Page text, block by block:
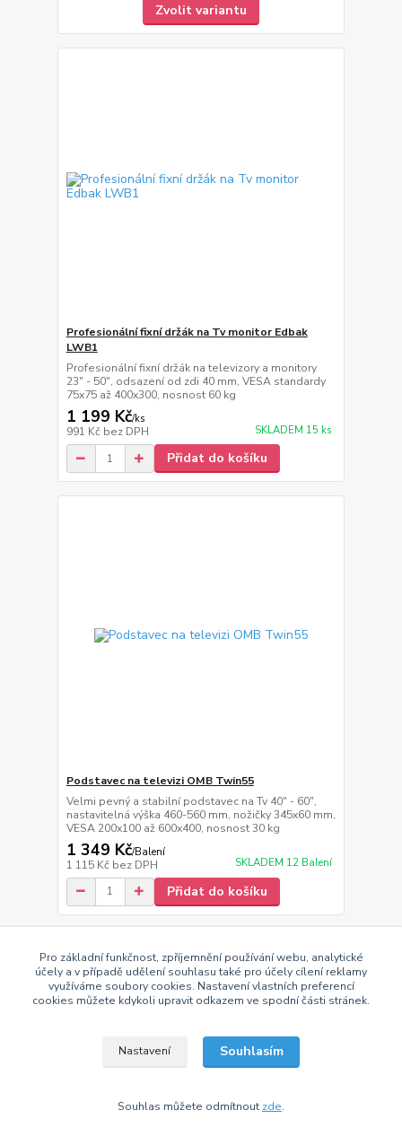
Zvolit variantu
Profesionální fixní držák na Tv monitor Edbak
LWB1
Profesionální fixní držák na televizory a monitory
23" - 50", odsazení od zdi 40 mm, VESA standardy
75x75 až 400x300, nosnost 60 kg
1 199 Kč/ks
991 Kč bez DPH SKLADEM 15 ks
Přidat do košíku
Podstavec na televizi OMB Twin55
Velmi pevný a stabilní podstavec na Tv 40" - 60",
nastavitelná výška 460-560 mm, nožičky 345x60 mm,
VESA 200x100 až 600x400, nosnost 30 kg
1 349 Kč/Balení
1 115 Kč bez DPH SKLADEM 12 Balení
Přidat do košíku
Pro základní funkčnost, zpříjemnění používání webu, analytické
účely a v případě udělení souhlasu také pro účely cílení reklamy
využíváme soubory cookies. Nastavení vlastních preferencí
cookies můžete kdykoli upravit odkazem ve spodní části stránek.
Nastavení Souhlasím
Souhlas můžete odmítnout zde.